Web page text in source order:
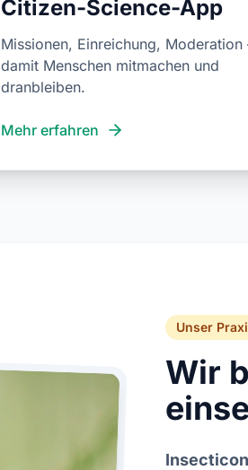
Citizen-Science-App
Missionen, Einreichung, Moderation
damit Menschen mitmachen und
dranbleiben.
Mehr erfahren
Unser
Wir
Insecticon